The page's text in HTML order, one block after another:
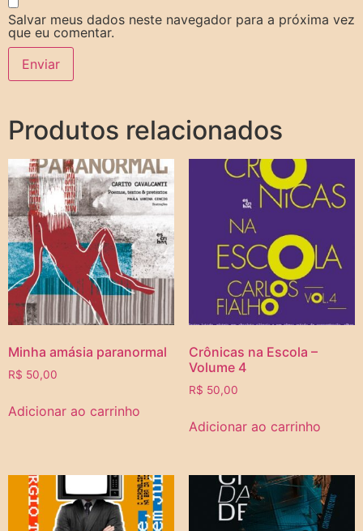
Salvar meus dados neste navegador para a próxima vez
que eu comentar.
Produtos relacionados
Minha amásia paranormal
R$ 50,00
Adicionar ao carrinho
Crônicas na Escola –
Volume 4
R$ 50,00
Adicionar ao carrinho